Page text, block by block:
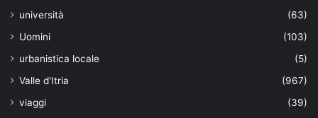
università
(63)
Uomini
(103)
urbanistica locale
(5)
Valle d'Itria
(967)
viaggi
(39)